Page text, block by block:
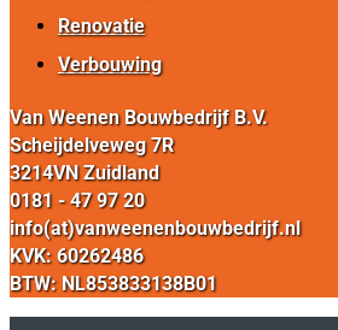
Renovatie
Verbouwing
Van Weenen Bouwbedrijf B.V.
Scheijdelveweg 7R
3214VN Zuidland
0181 - 47 97 20
info(at)vanweenenbouwbedrijf.nl
KVK: 60262486
BTW: NL853833138B01